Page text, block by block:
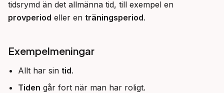
provperiod eller en träningsperiod.
Exempelmeningar
Allt har sin tid.
Tiden går fort när man har roligt.